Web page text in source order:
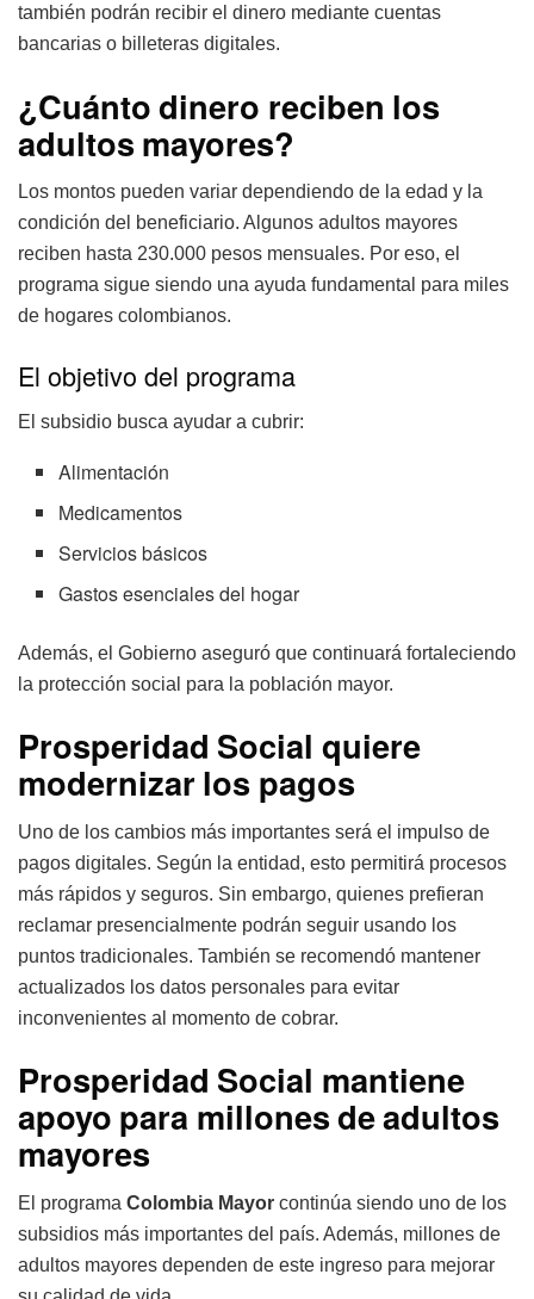
también podrán recibir el dinero mediante cuentas
bancarias o billeteras digitales.
¿Cuánto dinero reciben los
adultos mayores?
Los montos pueden variar dependiendo de la edad y la
condición del beneficiario. Algunos adultos mayores
reciben hasta 230.000 pesos mensuales. Por eso, el
programa sigue siendo una ayuda fundamental para miles
de hogares colombianos.
El objetivo del programa
El subsidio busca ayudar a cubrir:
Alimentación
Medicamentos
Servicios básicos
Gastos esenciales del hogar
Además, el Gobierno aseguró que continuará fortaleciendo
la protección social para la población mayor.
Prosperidad Social quiere
modernizar los pagos
Uno de los cambios más importantes será el impulso de
pagos digitales. Según la entidad, esto permitirá procesos
más rápidos y seguros. Sin embargo, quienes prefieran
reclamar presencialmente podrán seguir usando los
puntos tradicionales. También se recomendó mantener
actualizados los datos personales para evitar
inconvenientes al momento de cobrar.
Prosperidad Social mantiene
apoyo para millones de adultos
mayores
El programa Colombia Mayor continúa siendo uno de los
subsidios más importantes del país. Además, millones de
adultos mayores dependen de este ingreso para mejorar